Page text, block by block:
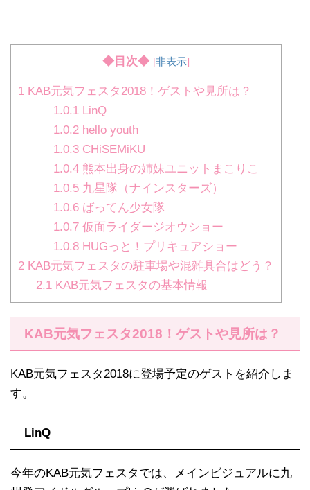
◆目次◆ [非表示]
1 KAB元気フェスタ2018！ゲストや見所は？
1.0.1 LinQ
1.0.2 hello youth
1.0.3 CHiSEMiKU
1.0.4 熊本出身の姉妹ユニットまこりこ
1.0.5 九星隊（ナインスターズ）
1.0.6 ばってん少女隊
1.0.7 仮面ライダージオウショー
1.0.8 HUGっと！プリキュアショー
2 KAB元気フェスタの駐車場や混雑具合はどう？
2.1KAB元気フェスタの基本情報
KAB元気フェスタ2018！ゲストや見所は？
KAB元気フェスタ2018に登場予定のゲストを紹介しま
す。
LinQ
今年のKAB元気フェスタでは、メインビジュアルに九